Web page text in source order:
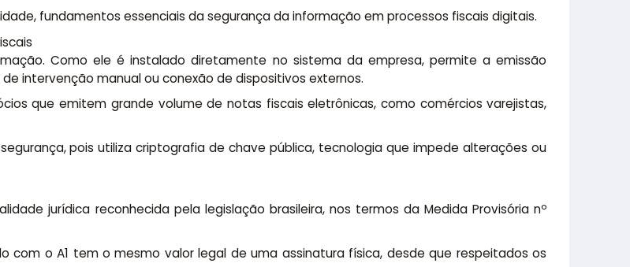
fundamentos essenciais da segurança da informação em processos fiscais digitais.
Como ele é instalado diretamente no sistema da empresa, permite a emissão
intervenção manual ou conexão de dispositivos externos.
que emitem grande volume de notas fiscais eletrônicas, como comércios varejistas,
pois utiliza criptografia de chave pública, tecnologia que impede alterações ou
jurídica reconhecida pela legislação brasileira, nos termos da Medida Provisória nº
com o A1 tem o mesmo valor legal de uma assinatura física, desde que respeitados os